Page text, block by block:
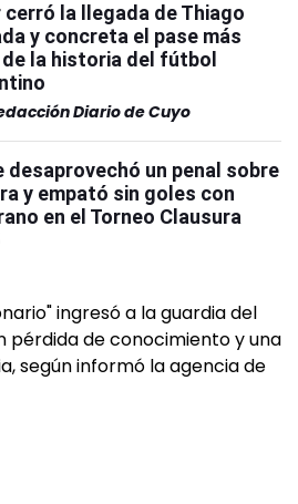
cerró la llegada de Thiago
y concreta el pase más
la historia del fútbol
Diario de Cuyo
desaprovechó un penal sobre
y empató sin goles con
en el Torneo Clausura
ingresó a la guardia del
pérdida de conocimiento y una
según informó la agencia de